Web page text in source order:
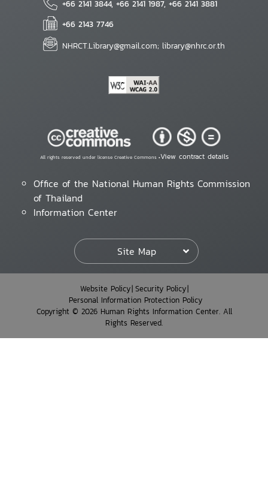
+66 2141 3844, +66 2141 1987, +66 2141 3881
+66 2143 7746
NHRCT.Library@gmail.com; library@nhrc.or.th
All rights reserved under license Creative Commons •View contract details
Office of the National Human Rights Commission
of Thailand
Information Center
Site Map
Website Policy Security Policy
Personal Information Protection Policy
Copyright © 2026 Human Rights Information Center. All
Rights Reserved.